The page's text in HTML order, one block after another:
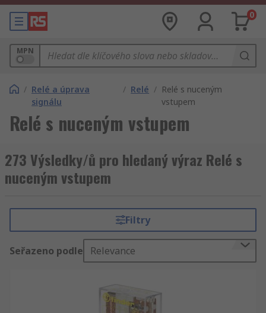
0
MPN
/ Relé a úprava
signálu
/ Relé / Relé s nuceným
vstupem
Relé s nuceným vstupem
273 Výsledky/ů pro hledaný výraz Relé s
nuceným vstupem
Filtry
Seřazeno podle Relevance